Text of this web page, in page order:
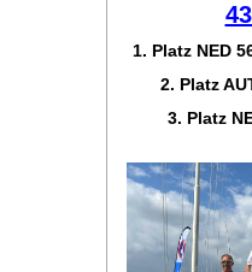
1. Platz NED
2. Platz
3. Platz